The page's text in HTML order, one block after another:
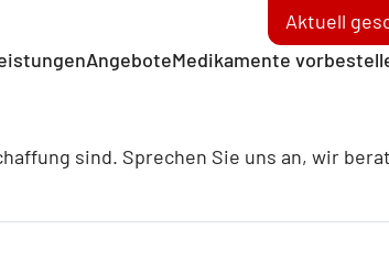
Aktuell
AngeboteMedikamente
sind. Sprechen Sie uns an, wir